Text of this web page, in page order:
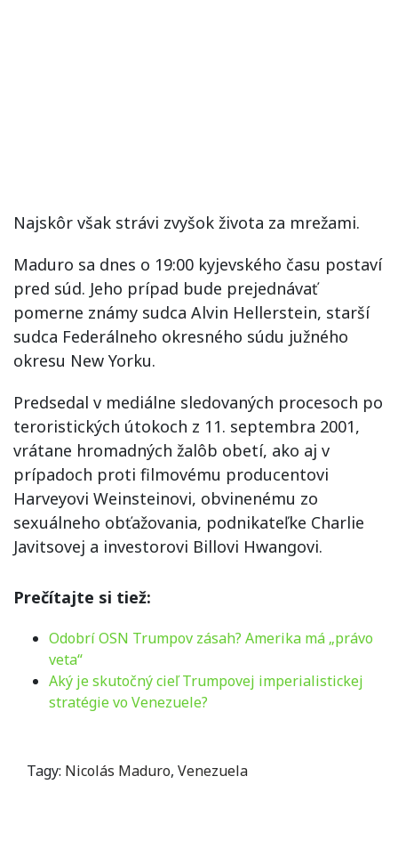
Najskôr však strávi zvyšok života za mrežami.
Maduro sa dnes o 19:00 kyjevského času postaví
pred súd. Jeho prípad bude prejednávať
pomerne známy sudca Alvin Hellerstein, starší
sudca Federálneho okresného súdu južného
okresu New Yorku.
Predsedal v mediálne sledovaných procesoch po
teroristických útokoch z 11. septembra 2001,
vrátane hromadných žalôb obetí, ako aj v
prípadoch proti filmovému producentovi
Harveyovi Weinsteinovi, obvinenému zo
sexuálneho obťažovania, podnikateľke Charlie
Javitsovej a investorovi Billovi Hwangovi.
Prečítajte si tiež:
Odobrí OSN Trumpov zásah? Amerika má „právo
veta“
Aký je skutočný cieľ Trumpovej imperialistickej
stratégie vo Venezuele?
Tagy: Nicolás Maduro, Venezuela